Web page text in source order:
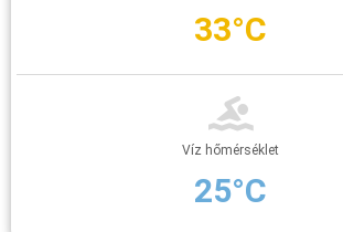
33°C
Víz hőmérséklet
25°C